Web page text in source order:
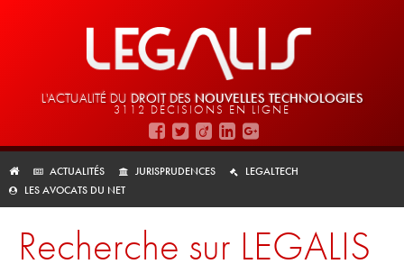
L'ACTUALITÉ DU DROIT DES NOUVELLES TECHNOLOGIES
3112 DÉCISIONS EN LIGNE
ACTUALITÉS JURISPRUDENCES
LEGALTECH
LES AVOCATS DU NET
Recherche sur LEGALIS